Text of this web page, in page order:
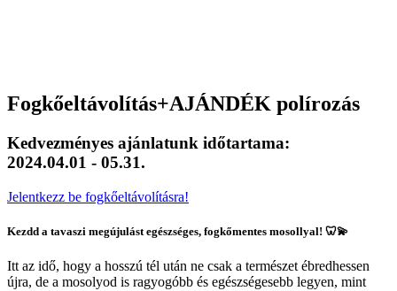
Fogkőeltávolítás+AJÁNDÉK polírozás
Kedvezményes ajánlatunk időtartama:
2024.04.01 - 05.31.
Jelentkezz be fogkőeltávolításra!
Kezdd a tavaszi megújulást egészséges, fogkőmentes mosollyal! 🦷💫
Itt az idő, hogy a hosszú tél után ne csak a természet ébredhessen
újra, de a mosolyod is ragyogóbb és egészségesebb legyen, mint